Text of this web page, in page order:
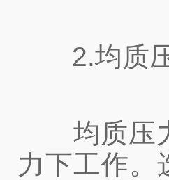
2.均质
均质压力
力下工作。